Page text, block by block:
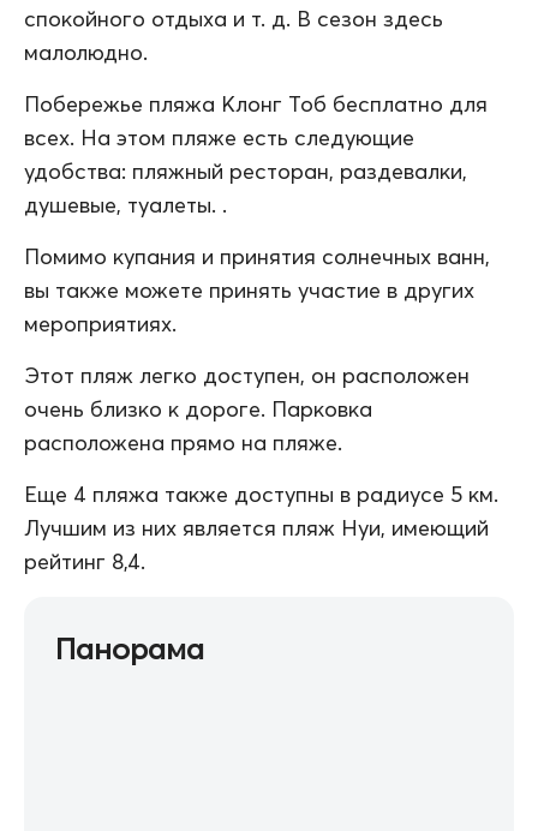
спокойного отдыха и т. д. В сезон здесь
малолюдно.
Побережье пляжа Клонг Тоб бесплатно для
всех. На этом пляже есть следующие
удобства: пляжный ресторан, раздевалки,
душевые, туалеты. .
Помимо купания и принятия солнечных ванн,
вы также можете принять участие в других
мероприятиях.
Этот пляж легко доступен, он расположен
очень близко к дороге. Парковка
расположена прямо на пляже.
Еще 4 пляжа также доступны в радиусе 5 км.
Лучшим из них является пляж Нуи, имеющий
рейтинг 8,4.
Панорама